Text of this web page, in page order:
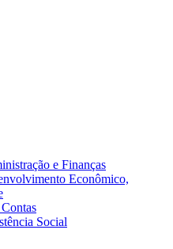
e Finanças
Econômico,
Social